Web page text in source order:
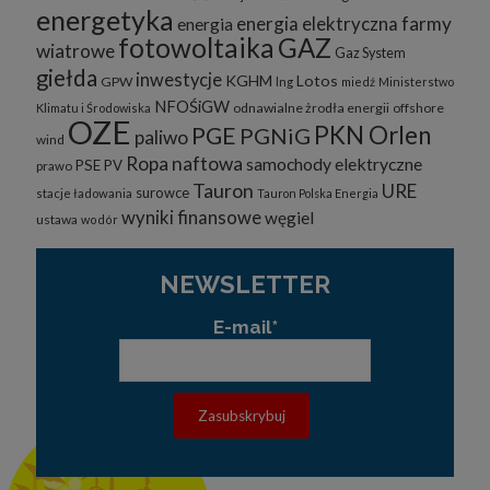
energetyka energia energia elektrycznafarmy
wiatrowefotowoltaika GAZ Gaz System
giełda GPW inwestycje KGHM lng Lotos miedź Ministerstwo
Klimatu i Środowiska NFOŚiGW odnawialne żrodła energii offshore
wind OZE paliwo PGE PGNiG PKN Orlen
prawo PSE PV Ropa naftowa samochody elektryczne
stacje ładowania surowce Tauron Tauron Polska Energia URE
ustawa wodór wyniki finansowewęgiel
NEWSLETTER
E-mail*
c) zapewnienia bezpieczeństwa,
d) kontroli i ulepszania naszych usług,
e) zbierania danych statystycznych.
3. Jak długo cookies są przechowywane?
Pliki cookies danej sesji pozostają na komputerze tylko do
momentu zamknięcia przeglądarki.
Trwałe pliki cookies są przechowywane na twardym dysku do
czasu ich usunięcia lub wygaśnięcia. Służą one m.in. do
zapamiętywania preferencji użytkownika podczas korzystania ze
strony.
4. Wykaz wykorzystywanych plików cookies
b) analityczne” /„wydajnościowe